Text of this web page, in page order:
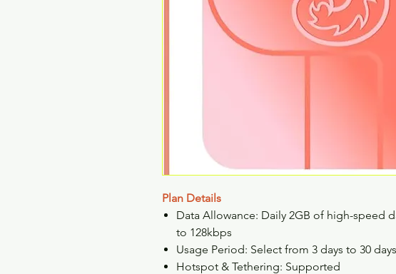
Plan Details
Data Allowance: Daily 2GB of high-speed
to 128kbps
Usage Period: Select from 3 days to 30 days
Hotspot & Tethering: Supported